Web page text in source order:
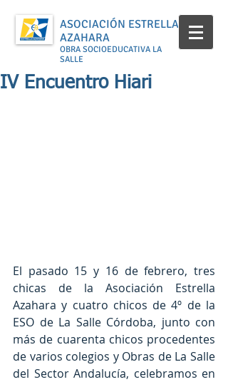
ASOCIACIÓN ESTRELLA
AZAHARA
OBRA SOCIOEDUCATIVA LA
SALLE
IV Encuentro Hiari
El pasado 15 y 16 de febrero, tres
chicas de la Asociación Estrella
Azahara y cuatro chicos de 4º de la
ESO de La Salle Córdoba, junto con
más de cuarenta chicos procedentes
de varios colegios y Obras de La Salle
del Sector Andalucía, celebramos en